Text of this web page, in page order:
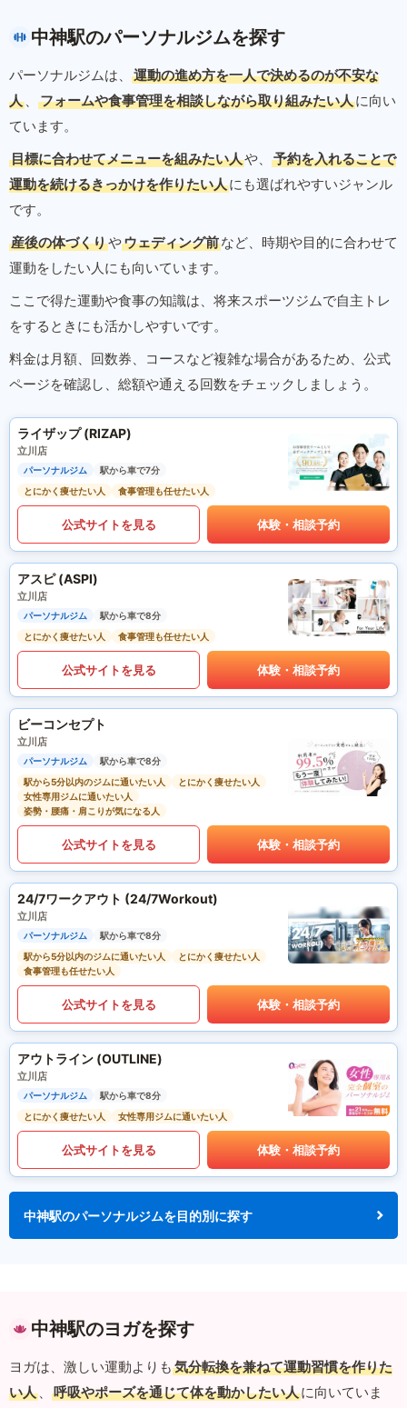
中神駅のパーソナルジムを探す
パーソナルジムは、
運動の進め方を一人で決めるのが不安な
人 、 フォームや食事管理を相談しながら取り組みたい人に向い
ています。
目標に合わせてメニューを組みたい人や、
予約を入れることで
運動を続けるきっかけを作りたい人にも選ばれやすいジャンル
です。
産後の体づくりやウェディング前など、時期や目的に合わせて
運動をしたい人にも向いています。
ここで得た運動や食事の知識は、将来スポーツジムで自主トレ
をするときにも活かしやすいです。
料金は月額、回数券、コースなど複雑な場合があるため、公式
ページを確認し、総額や通える回数をチェックしましょう。
ライザップ (RIZAP)
立川店
パーソナルジム
駅から車で7分
とにかく痩せたい人
食事管理も任せたい人
公式サイトを見る 体験・相談予約
アスピ (ASPI)
立川店
パーソナルジム
駅から車で8分
とにかく痩せたい人
食事管理も任せたい人
公式サイトを見る 体験・相談予約
ビーコンセプト
立川店
パーソナルジム
駅から車で8分
駅から5分以内のジムに通いたい人
とにかく痩せたい人
女性専用ジムに通いたい人
姿勢・腰痛・肩こりが気になる人
公式サイトを見る 体験・相談予約
24/7ワークアウト (24/7Workout)
立川店
パーソナルジム
駅から車で8分
駅から5分以内のジムに通いたい人
とにかく痩せたい人
食事管理も任せたい人
公式サイトを見る 体験・相談予約
アウトライン (OUTLINE)
立川店
パーソナルジム
駅から車で8分
とにかく痩せたい人
女性専用ジムに通いたい人
公式サイトを見る 体験・相談予約
中神駅のパーソナルジムを目的別に探す
中神駅のヨガを探す
ヨガは、激しい運動よりも 気分転換を兼ねて運動習慣を作りた
い人 、 呼吸やポーズを通じて体を動かしたい人に向いていま